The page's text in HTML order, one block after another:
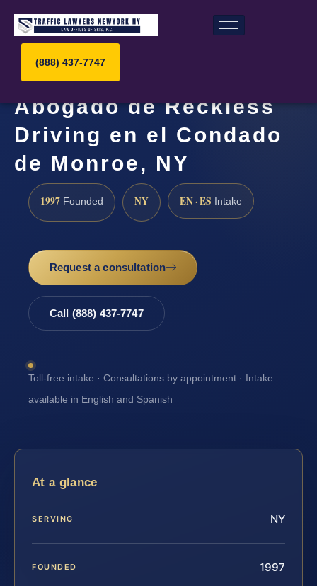
(888) 437-7747
Abogado de Reckless
Driving en el Condado
de Monroe, NY
1997 Founded NY EN · ES Intake
Request a consultation
Call (888) 437-7747
Toll-free intake · Consultations by appointment · Intake
available in English and Spanish
At a glance
SERVING NY
FOUNDED 1997